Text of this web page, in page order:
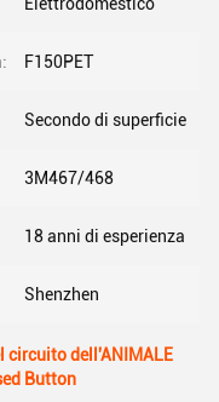
F150PET
Secondo di superficie
3M467/468
18 anni di esperienza
Shenzhen
circuito dell'ANIMALE
Button